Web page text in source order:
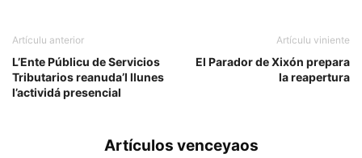
Artículu anterior
L’Ente Públicu de Servicios
Tributarios reanuda’l llunes
l’actividá presencial
Artículu viniente
El Parador de Xixón prepara
la reapertura
Artículos venceyaos